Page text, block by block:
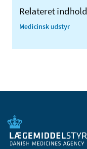
Relateret indhold
Medicinsk udstyr